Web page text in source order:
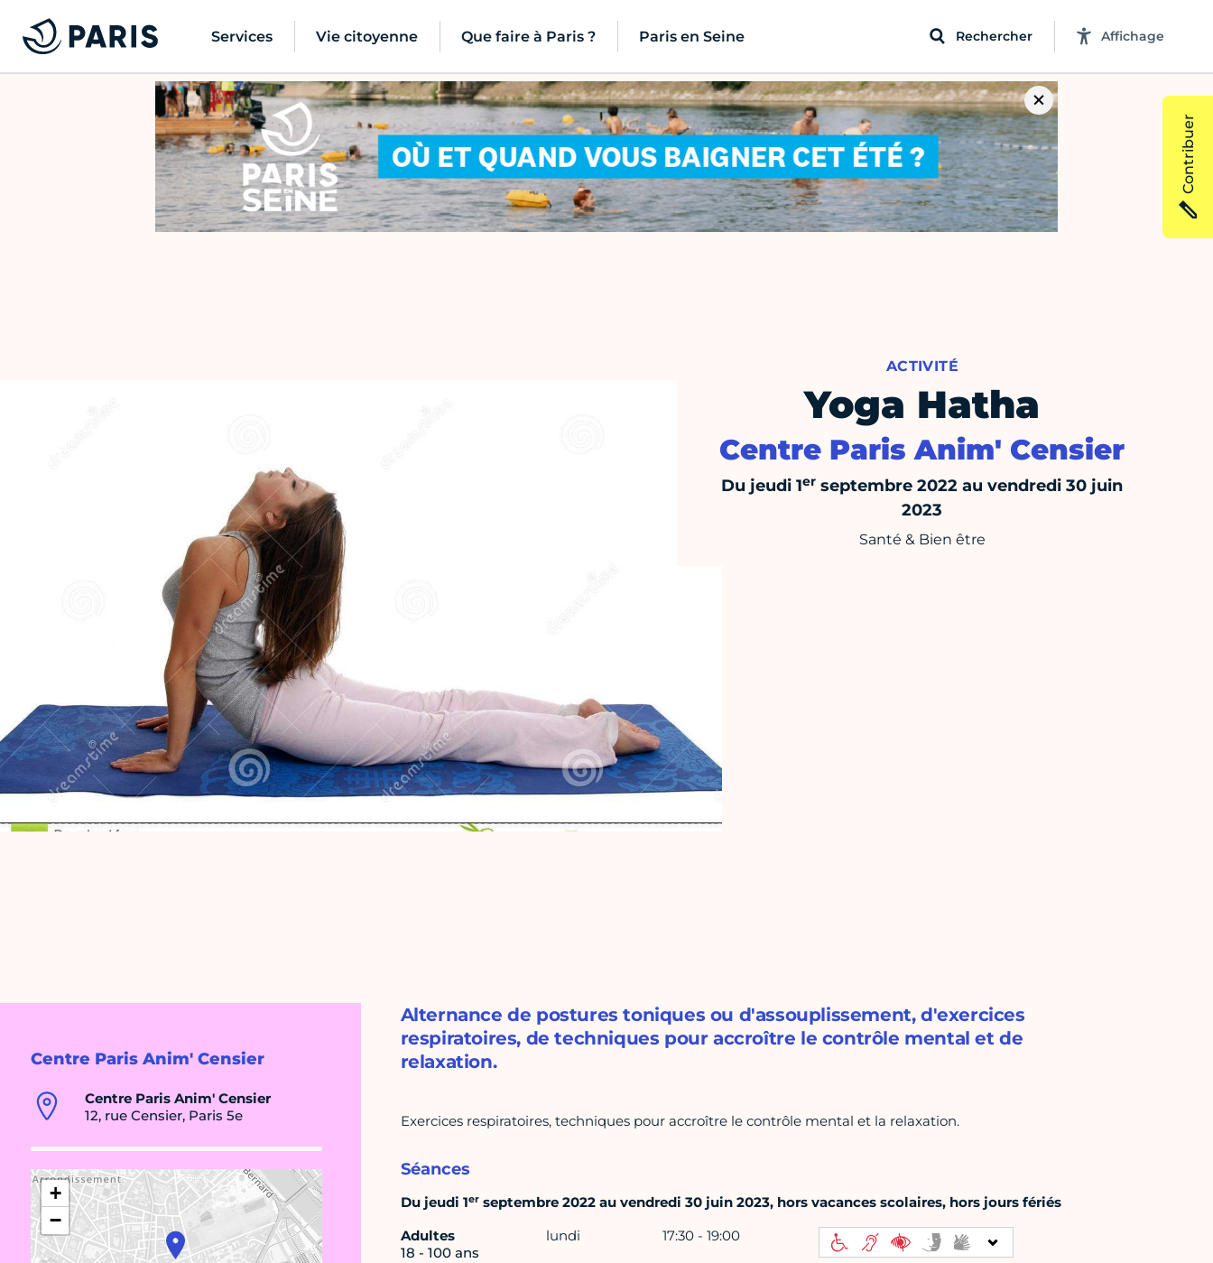
Services Vie citoyenne Que faire à Paris ? Paris en Seine Rechercher Affichage
ACTIVITÉ
Yoga Hatha
Centre Paris Anim' Censier
Du jeudi 1er septembre 2022 au vendredi 30 juin
2023
Santé & Bien être
Centre Paris Anim' Censier
Centre Paris Anim' Censier
12, rue Censier, Paris 5e
+
−
Alternance de postures toniques ou d'assouplissement, d'exercices
respiratoires, de techniques pour accroître le contrôle mental et de
relaxation.
Exercices respiratoires, techniques pour accroître le contrôle mental et la relaxation.
Séances
Du jeudi 1erseptembre 2022 au vendredi 30 juin 2023, hors vacances scolaires, hors jours fériés
Adultes
18 - 100 ans
lundi 17:30 - 19:00
Contribuer